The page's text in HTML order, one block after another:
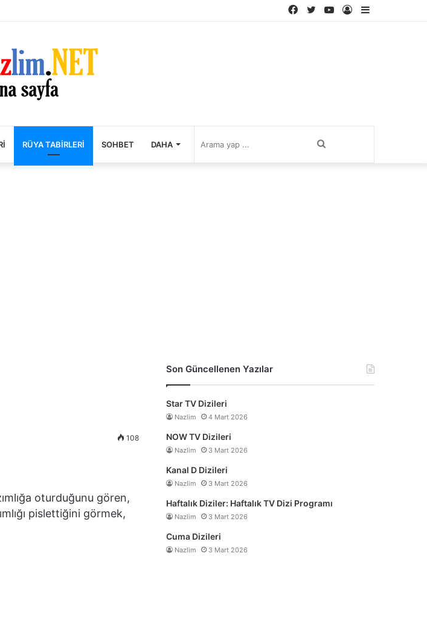
Kenar
Kayıt
YouTube
Twitter
Facebook
RÜYA TABIRLERI SOHBET DAHA
108
oturduğunu gören,
pislettiğini görmek,
Son Güncellenen Yazılar
Star TV Dizileri
Nazlim 4 Mart 2026
NOW TV Dizileri
Nazlim 3 Mart 2026
Kanal D Dizileri
Nazlim 3 Mart 2026
Haftalık Diziler: Haftalık TV Dizi Programı
Nazlim 3 Mart 2026
Cuma Dizileri
Nazlim 3 Mart 2026